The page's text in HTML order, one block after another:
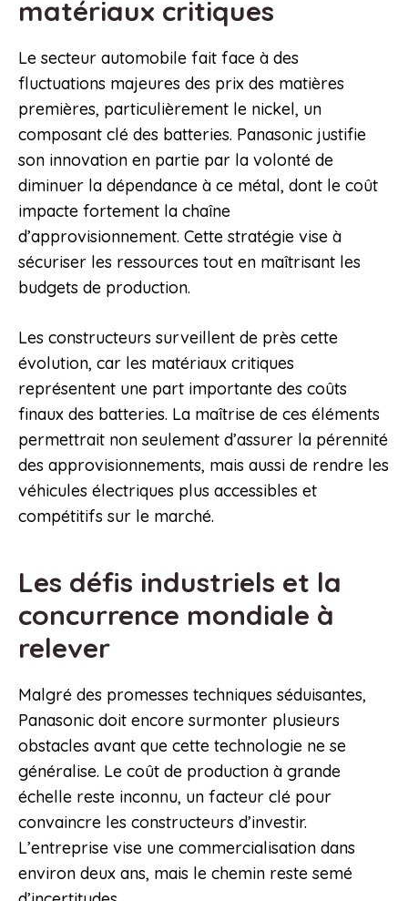
matériaux critiques
Le secteur automobile fait face à des
fluctuations majeures des prix des matières
premières, particulièrement le nickel, un
composant clé des batteries. Panasonic justifie
son innovation en partie par la volonté de
diminuer la dépendance à ce métal, dont le coût
impacte fortement la chaîne
d’approvisionnement. Cette stratégie vise à
sécuriser les ressources tout en maîtrisant les
budgets de production.
Les constructeurs surveillent de près cette
évolution, car les matériaux critiques
représentent une part importante des coûts
finaux des batteries. La maîtrise de ces éléments
permettrait non seulement d’assurer la pérennité
des approvisionnements, mais aussi de rendre les
véhicules électriques plus accessibles et
compétitifs sur le marché.
Les défis industriels et la
concurrence mondiale à
relever
Malgré des promesses techniques séduisantes,
Panasonic doit encore surmonter plusieurs
obstacles avant que cette technologie ne se
généralise. Le coût de production à grande
échelle reste inconnu, un facteur clé pour
convaincre les constructeurs d’investir.
L’entreprise vise une commercialisation dans
environ deux ans, mais le chemin reste semé